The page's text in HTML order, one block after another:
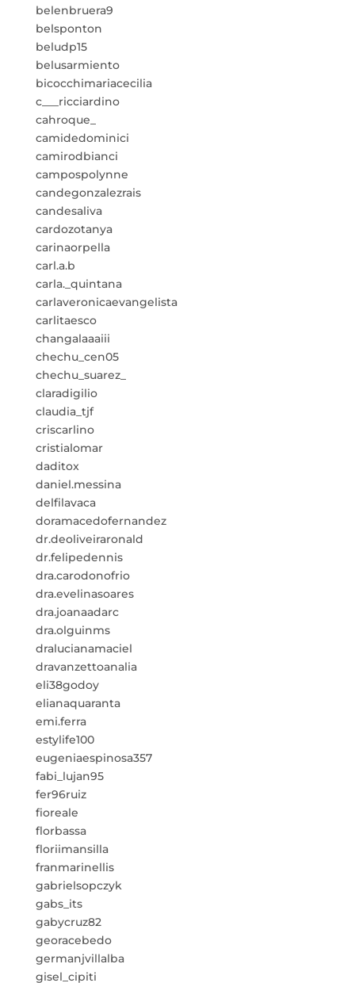
belenbruera9
belsponton
beludp15
belusarmiento
bicocchimariacecilia
c___ricciardino
cahroque_
camidedominici
camirodbianci
campospolynne
candegonzalezrais
candesaliva
cardozotanya
carinaorpella
carl.a.b
carla._quintana
carlaveronicaevangelista
carlitaesco
changalaaaiii
chechu_cen05
chechu_suarez_
claradigilio
claudia_tjf
criscarlino
cristialomar
daditox
daniel.messina
delfilavaca
doramacedofernandez
dr.deoliveiraronald
dr.felipedennis
dra.carodonofrio
dra.evelinasoares
dra.joanaadarc
dra.olguinms
dralucianamaciel
dravanzettoanalia
eli38godoy
elianaquaranta
emi.ferra
estylife100
eugeniaespinosa357
fabi_lujan95
fer96ruiz
fioreale
florbassa
floriimansilla
franmarinellis
gabrielsopczyk
gabs_its
gabycruz82
georacebedo
germanjvillalba
gisel_cipiti